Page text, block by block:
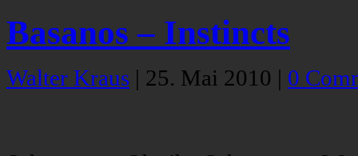
Basanos – Instincts
Walter Kraus | 25. Mai 2010 | 0